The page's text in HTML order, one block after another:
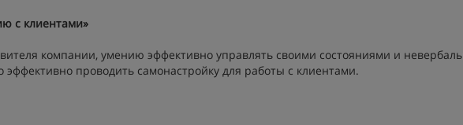
с клиентами»
компании, умению эффективно управлять своими состояниями и
проводить самонастройку для работы с клиентами.